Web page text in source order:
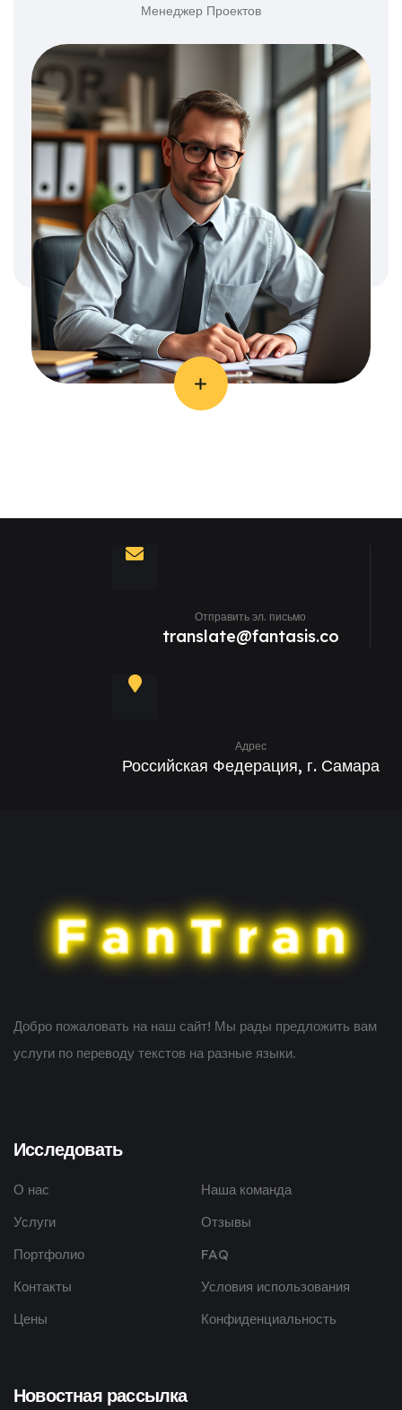
Менеджер Проектов
Отправить эл. письмо
translate@fantasis.co
Адрес
Российская Федерация, г. Самара
Добро пожаловать на наш сайт! Мы рады предложить вам
услуги по переводу текстов на разные языки.
Исследовать
О нас
Наша команда
Услуги
Отзывы
Портфолио
FAQ
Контакты
Условия использования
Цены
Конфиденциальность
Новостная рассылка